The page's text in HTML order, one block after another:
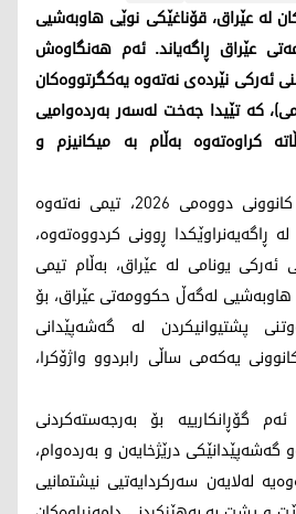
لە عێراق، قۆناغێکی نوێی هاوبەشیی
عێراق ڕاگەیاند. ئەم هەنگاوەش
ئەرکی نێردەی نەتەوە یەکگرتووەکان
کە تێیدا جەخت لەسەر بەردەوامیی
کراوەتەوە بەڵام بە میکانیزم و
ئەمڕۆ پێنجشەممە، 1ـی کانوونی دووەمی 2026، تیمی نەتەوە
ڕاگەیەنراوێکدا ڕوونی کردووەتەوە،
ئەرکی یونامی لە عێراق، بەڵام تیمی
هاوبەشیی لەگەڵ حکوومەتی عێراق، بۆ
پشتیوانیکردن لە گەشەپێدانی
کە لە 25ـی کانوونی یەکەمی ساڵی رابردوو واژۆکرا،
گۆڕانکارییە بۆ بەرجەستەکردنی
گەشەپێدانێکی درێژخایەن و بەردەوام،
لەلایەن سەرکردایەتیی نیشتمانیی